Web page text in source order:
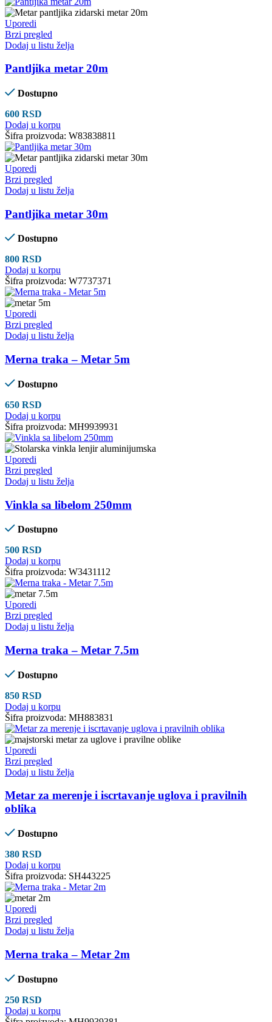
Uporedi
Brzi pregled
Dodaj u listu želja
Pantljika metar 20m
Dostupno
600 RSD
Dodaj u korpu
Šifra proizvoda: W83838811
Uporedi
Brzi pregled
Dodaj u listu želja
Pantljika metar 30m
Dostupno
800 RSD
Dodaj u korpu
Šifra proizvoda: W7737371
Uporedi
Brzi pregled
Dodaj u listu želja
Merna traka – Metar 5m
Dostupno
650 RSD
Dodaj u korpu
Šifra proizvoda: MH9939931
Uporedi
Brzi pregled
Dodaj u listu želja
Vinkla sa libelom 250mm
Dostupno
500 RSD
Dodaj u korpu
Šifra proizvoda: W3431112
Uporedi
Brzi pregled
Dodaj u listu želja
Merna traka – Metar 7.5m
Dostupno
850 RSD
Dodaj u korpu
Šifra proizvoda: MH883831
Uporedi
Brzi pregled
Dodaj u listu želja
Metar za merenje i iscrtavanje uglova i pravilnih
oblika
Dostupno
380 RSD
Dodaj u korpu
Šifra proizvoda: SH443225
Uporedi
Brzi pregled
Dodaj u listu želja
Merna traka – Metar 2m
Dostupno
250 RSD
Dodaj u korpu